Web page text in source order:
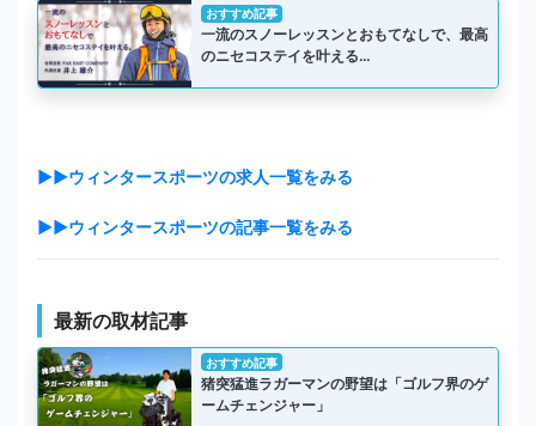
おすすめ記事
一流のスノーレッスンとおもてなしで、最高
のニセコステイを叶える…
▶▶ウィンタースポーツの求人一覧をみる
▶▶ウィンタースポーツの記事一覧をみる
最新の取材記事
おすすめ記事
猪突猛進ラガーマンの野望は「ゴルフ界のゲ
ームチェンジャー」